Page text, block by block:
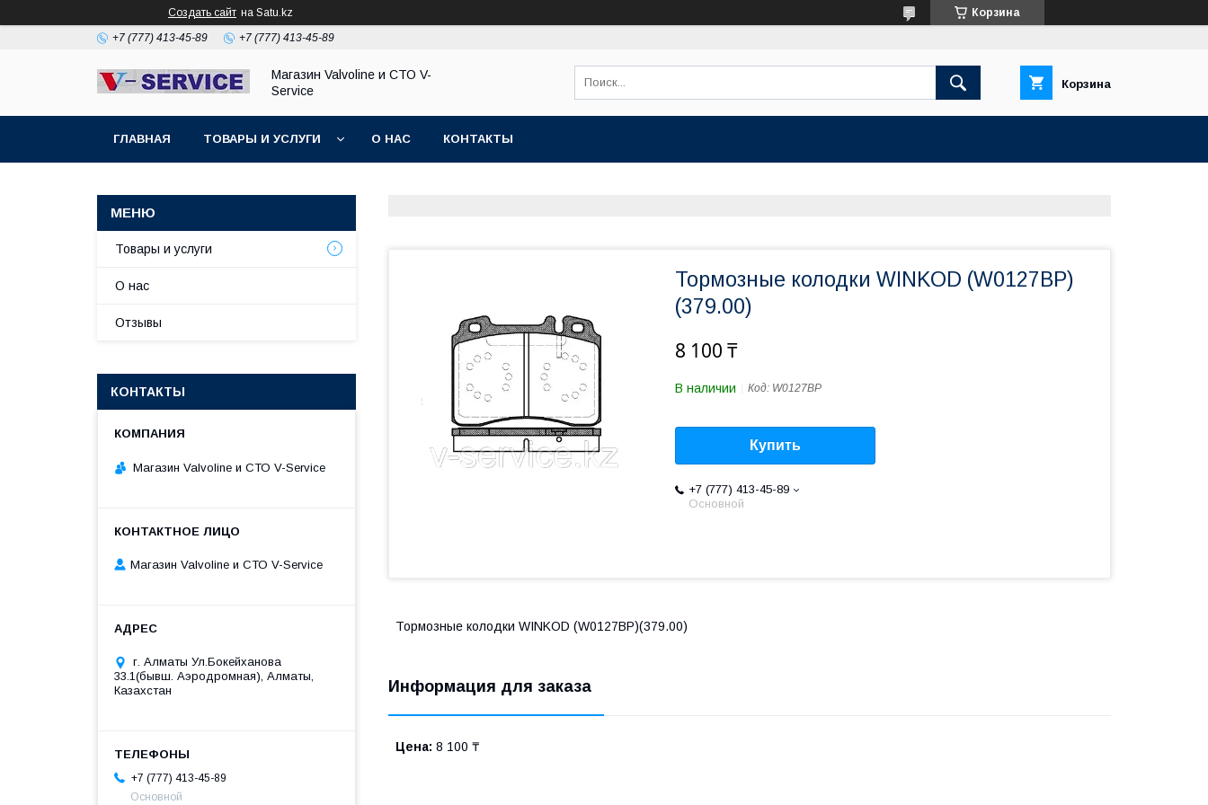
Создать сайт на Satu.kz Корзина
+7 (777) 413-45-89 +7 (777) 413-45-89
Магазин Valvoline и СТО V-
Service
Корзина
ГЛАВНАЯ ТОВАРЫ И УСЛУГИ О НАС КОНТАКТЫ
Тормозные колодки WINKOD (W0127BP)
(379.00)
8 100 ₸
В наличии Код: W0127BP
Купить
+7 (777) 413-45-89
Основной
Тормозные колодки WINKOD (W0127BP)(379.00)
Информация для заказа
Цена: 8 100 ₸
Товары и услуги
О нас
Отзывы
КОНТАКТЫ
Магазин Valvoline и СТО V-Service
Магазин Valvoline и СТО V-Service
г. Алматы Ул.Бокейханова
33.1(бывш. Аэродромная), Алматы,
Казахстан
+7 (777) 413-45-89
Основной